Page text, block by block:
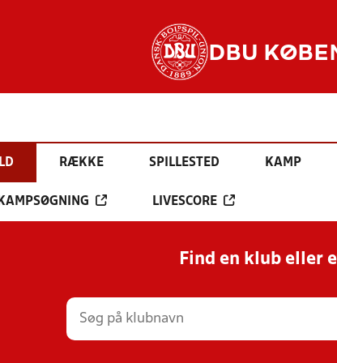
DBU
RÆKKE SPILLESTED KAMP
LIVESCORE
Find en klub eller